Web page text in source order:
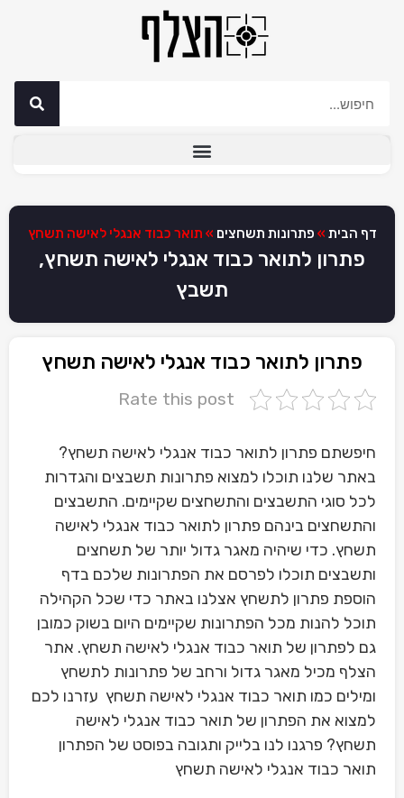
דף הבית » פתרונות תשחצים » תואר כבוד אנגלי לאישה תשחץ
פתרון לתואר כבוד אנגלי לאישה תשחץ,
תשבץ
פתרון לתואר כבוד אנגלי לאישה תשחץ
Rate this post
חיפשתם פתרון לתואר כבוד אנגלי לאישה תשחץ?
באתר שלנו תוכלו למצוא פתרונות תשבצים והגדרות
לכל סוגי התשבצים והתשחצים שקיימים. התשבצים
והתשחצים בינהם פתרון לתואר כבוד אנגלי לאישה
תשחץ. כדי שיהיה מאגר גדול יותר של תשחצים
ותשבצים תוכלו לפרסם את הפתרונות שלכם בדף
הוספת פתרון לתשחץ אצלנו באתר כדי שכל הקהילה
תוכל להנות מכל הפתרונות שקיימים היום בשוק כמובן
גם לפתרון של תואר כבוד אנגלי לאישה תשחץ. אתר
הצלף מכיל מאגר גדול ורחב של פתרונות לתשחץ
ומילים כמו תואר כבוד אנגלי לאישה תשחץ עזרנו לכם
למצוא את הפתרון של תואר כבוד אנגלי לאישה
תשחץ? פרגנו לנו בלייק ותגובה בפוסט של הפתרון
תואר כבוד אנגלי לאישה תשחץ